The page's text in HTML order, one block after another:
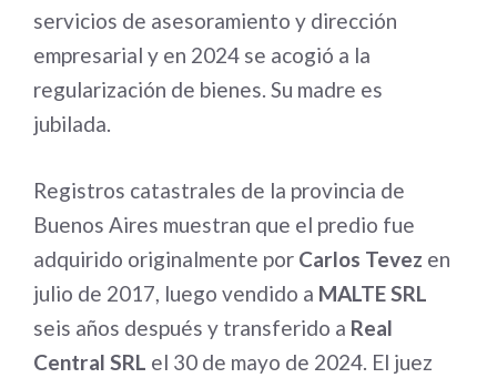
servicios de asesoramiento y dirección
empresarial y en 2024 se acogió a la
regularización de bienes. Su madre es
jubilada.
Registros catastrales de la provincia de
Buenos Aires muestran que el predio fue
adquirido originalmente por Carlos Tevez en
julio de 2017, luego vendido a MALTE SRL
seis años después y transferido a Real
Central SRL el 30 de mayo de 2024. El juez